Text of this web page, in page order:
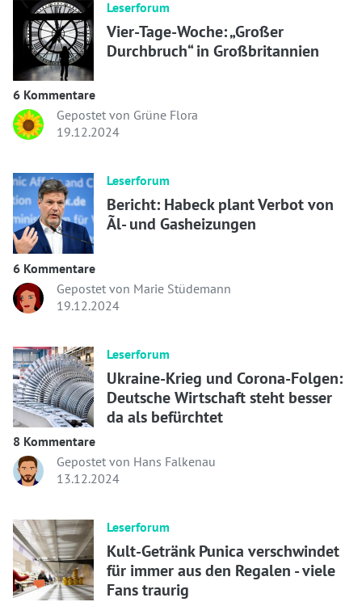
Leserforum
Vier-Tage-Woche: „Großer
Durchbruch“ in Großbritannien
6 Kommentare
Gepostet von Grüne Flora
19.12.2024
Leserforum
Bericht: Habeck plant Verbot von
Ãl- und Gasheizungen
6 Kommentare
Gepostet von Marie Stüdemann
19.12.2024
Leserforum
Ukraine-Krieg und Corona-Folgen:
Deutsche Wirtschaft steht besser
da als befürchtet
8 Kommentare
Gepostet von Hans Falkenau
13.12.2024
Leserforum
Kult-Getränk Punica verschwindet
für immer aus den Regalen - viele
Fans traurig